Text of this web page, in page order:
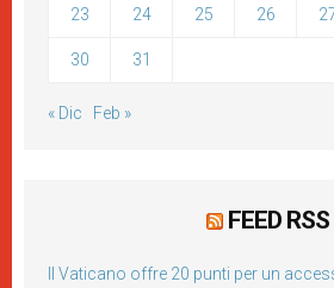
23 24 25 26
30 31
« Dic Feb »
FEED RSS
Il Vaticano offre 20 punti per un